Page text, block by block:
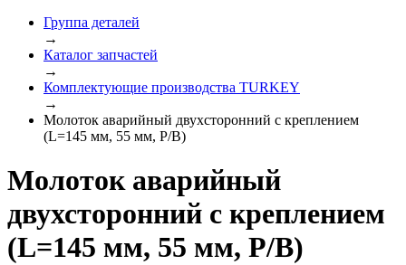
Группа деталей
→
Каталог запчастей
→
Комплектующие производства TURKEY
→
Молоток аварийный двухсторонний с креплением
(L=145 мм, 55 мм, Р/В)
Молоток аварийный
двухсторонний с креплением
(L=145 мм, 55 мм, Р/В)